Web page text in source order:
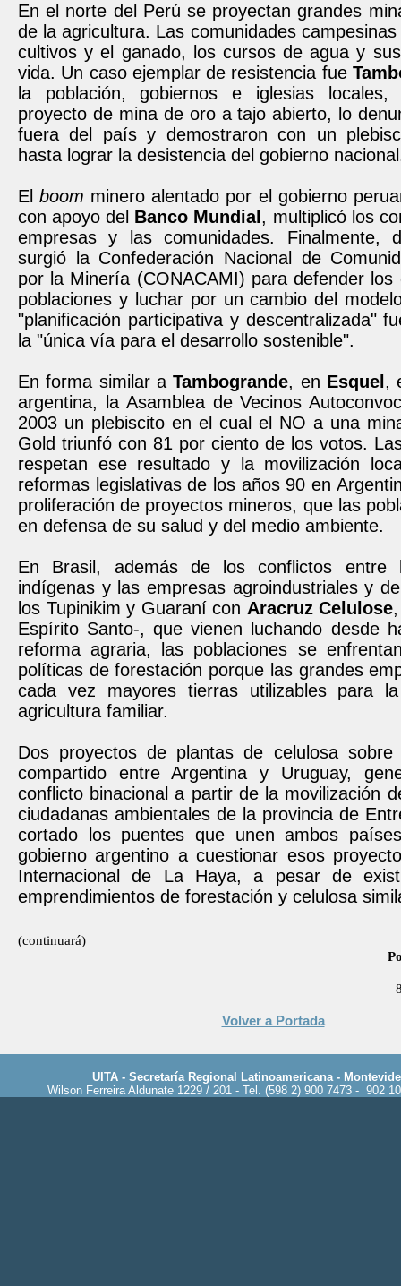
En el norte del Perú se proyectan grandes
de la agricultura. Las comunidades
cultivos y el ganado, los cursos de agua y
vida. Un caso ejemplar de resistencia fue
la población, gobiernos e iglesias locales,
proyecto de mina de oro a tajo abierto, lo
fuera del país y demostraron con un
hasta lograr la desistencia del gobierno
Elboom minero alentado por el gobierno
con apoyo del Banco Mundial , multiplicó los
empresas y las comunidades. Finalmente,
surgió la Confederación Nacional de
por la Minería (CONACAMI) para defender los
poblaciones y luchar por un cambio del
"planificación participativa y descentralizada"
la "única vía para el desarrollo sostenible".
En forma similar aTambogrande, en Esquel ,
argentina, la Asamblea de Vecinos
2003 un plebiscito en el cual el NO a una
Gold triunfó con 81 por ciento de los votos.
respetan ese resultado y la movilización
reformas legislativas de los años 90 en
proliferación de proyectos mineros, que las
en defensa de su salud y del medio ambiente.
En Brasil, además de los conflictos entre
indígenas y las empresas agroindustriales y
los Tupinikim y Guaraní con Aracruz Celulose
Espírito Santo-, que vienen luchando desde
reforma agraria, las poblaciones se
políticas de forestación porque las grandes
cada vez mayores tierras utilizables para
agricultura familiar.
Dos proyectos de plantas de celulosa
compartido entre Argentina y Uruguay,
conflicto binacional a partir de la movilización
ciudadanas ambientales de la provincia de
cortado los puentes que unen ambos
gobierno argentino a cuestionar esos
Internacional de La Haya, a pesar de
emprendimientos de forestación y celulosa
(continuará)
Volver a Portada
UITA - Secretaría Regional Latinoamericana -
Wilson Ferreira Aldunate 1229 / 201 - Tel. (598 2) 900 7473 - 902